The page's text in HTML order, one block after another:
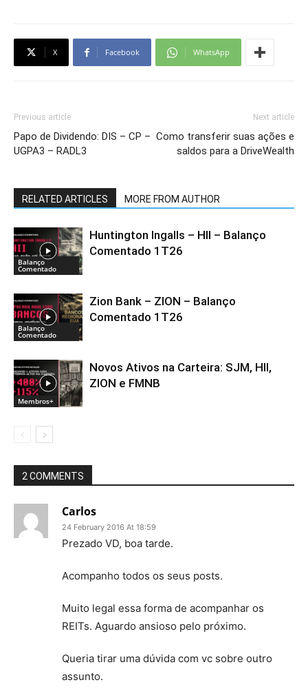
X Facebook WhatsApp
Previous article
Papo de Dividendo: DIS – CP –
UGPA3 – RADL3
Next article
Como transferir suas ações e
saldos para a DriveWealth
RELATED ARTICLES MORE FROM AUTHOR
Balanço
Comentado
Huntington Ingalls – HII – Balanço
Comentado 1T26
Balanço
Comentado
Zion Bank – ZION – Balanço
Comentado 1T26
Membros+
Novos Ativos na Carteira: SJM, HII,
ZION e FMNB
2 COMMENTS
Carlos
24 February 2016 At 18:59
Prezado VD, boa tarde.
Acompanho todos os seus posts.
Muito legal essa forma de acompanhar os
REITs. Aguardo ansioso pelo próximo.
Queria tirar uma dúvida com vc sobre outro
assunto.